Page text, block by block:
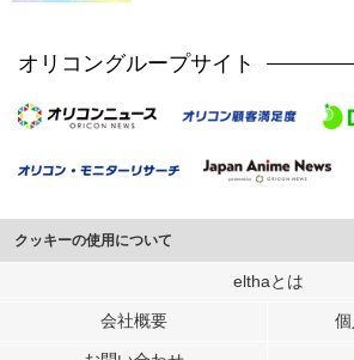
オリコングループサイト
クッキーの使用について
このサイトでは Cookie を使用して、ユーザーに合
行っています。
elthaとは
会社概要